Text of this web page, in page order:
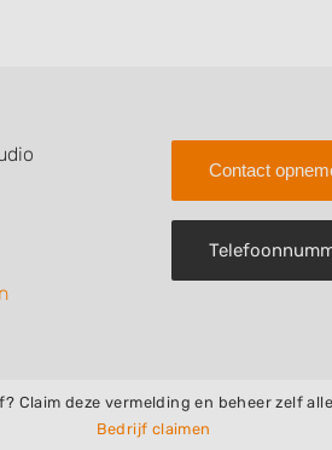
Contact
Claim deze vermelding en beheer zelf
Bedrijf claimen